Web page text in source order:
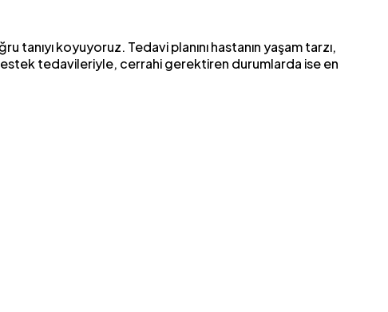
koyuyoruz. Tedavi planını hastanın yaşam tarzı,
tedavileriyle, cerrahi gerektiren durumlarda ise en